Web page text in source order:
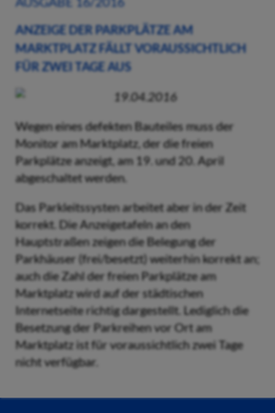
ANZEIGE DER PARKPLÄTZE AM
MARKTPLATZ FÄLLT VORAUSSICHTLICH
FÜR ZWEI TAGE AUS
19.04.2016
Wegen eines defekten Bauteiles muss der
Monitor am Marktplatz, der die freien
Parkplätze anzeigt, am 19. und 20. April
abgeschaltet werden.
Das Parkleitssysten arbeitet aber in der Zeit
korrekt. Die Anzeigetafeln an den
Hauptstraßen zeigen die Belegung der
Parkhäuser (frei/besetzt) weiterhin korrekt an;
auch die Zahl der freien Parkplätze am
Marktplatz wird auf der städtischen
Internetseite richtig dargestellt. Lediglich die
Besetzung der Parkreihen vor Ort am
Marktplatz ist für voraussichtlich zwei Tage
nicht verfügbar.